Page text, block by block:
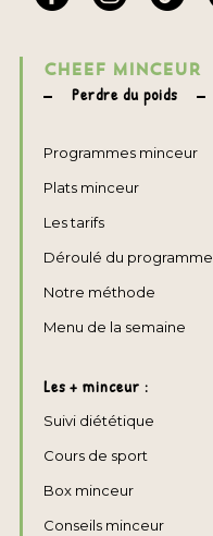
CHEEF MINCEUR
Perdre du poids
Programmes minceur
Plats minceur
Les tarifs
Déroulé du programme
Notre méthode
Menu de la semaine
Les + minceur :
Suivi diététique
Cours de sport
Box minceur
Conseils minceur